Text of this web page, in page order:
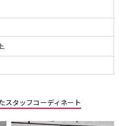
スタッフコーディネート